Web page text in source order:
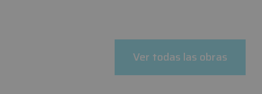
Ver todas las obras